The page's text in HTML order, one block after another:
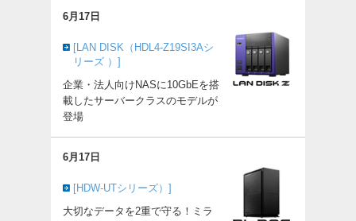
6月17日
[LAN DISK（HDL4-Z19SI3Aシ
リーズ ）]
企業・法人向けNASに10GbEを搭
載したサーバークラスのモデルが
登場
6月17日
[HDW-UTシリーズ）]
大切なデータを2重で守る！ミラ